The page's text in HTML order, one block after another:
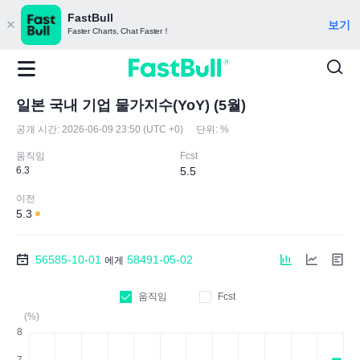
FastBull
Faster Charts, Chat Faster！ 보기
일본 국내 기업 물가지수(YoY) (5월)
공개 시간: 2026-06-09 23:50 (UTC +0) 단위: %
움직임
6.3
Fcst
5.5
이전
5.3
56585-10-01 에게 58491-05-02
움직임
Fcst
(%)